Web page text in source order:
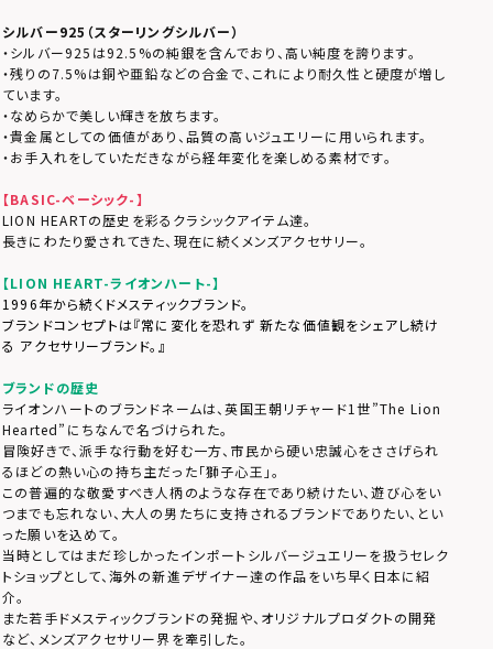
シルバー925（スターリングシルバー）
・シルバー925は92.5%の純銀を含んでおり、高い純度を誇ります。
・残りの7.5%は銅や亜鉛などの合金で、これにより耐久性と硬度が増し
ています。
・なめらかで美しい輝きを放ちます。
・貴金属としての価値があり、品質の高いジュエリーに用いられます。
・お手入れをしていただきながら経年変化を楽しめる素材です。
【BASIC-ベーシック-】
LION HEARTの歴史を彩るクラシックアイテム達。
長きにわたり愛されてきた、現在に続くメンズアクセサリー。
【LION HEART-ライオンハート-】
1996年から続くドメスティックブランド。
ブランドコンセプトは『常に変化を恐れず 新たな価値観をシェアし続け
る アクセサリーブランド。』
ブランドの歴史
ライオンハートのブランドネームは、英国王朝リチャード1世”The Lion
Hearted”にちなんで名づけられた。
冒険好きで、派手な行動を好む一方、市民から硬い忠誠心をささげられ
るほどの熱い心の持ち主だった「獅子心王」。
この普遍的な敬愛すべき人柄のような存在であり続けたい、遊び心をい
つまでも忘れない、大人の男たちに支持されるブランドでありたい、とい
った願いを込めて。
当時としてはまだ珍しかったインポートシルバージュエリーを扱うセレク
トショップとして、海外の新進デザイナー達の作品をいち早く日本に紹
介。
また若手ドメスティックブランドの発掘や、オリジナルプロダクトの開発
など、メンズアクセサリー界を牽引した。